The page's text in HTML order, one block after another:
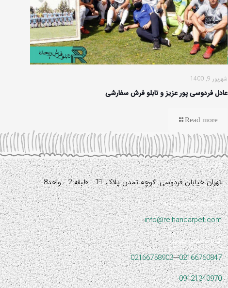
شهریور 9, 1400
عادل فردوسی پور عزیز و تابلو فرش سفارشی
Read more
آدرس:
تهران خیابان فردوسی, کوچه تمدن پلاک 11 - طبقه 2 - واحد8
نیاز به راهنمایی دارید؟
info@reihancarpet.com
با ما تماس بگیرید
02166760847
---
02166758903
09121340970